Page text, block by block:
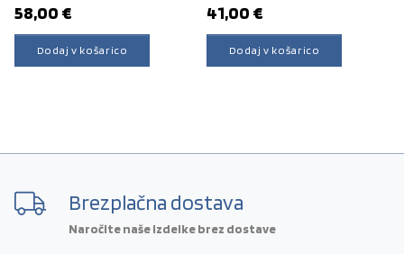
58,00 €
Dodaj v košarico
41,00 €
Dodaj v košarico
Brezplačna dostava
Naročite naše izdelke brez dostave